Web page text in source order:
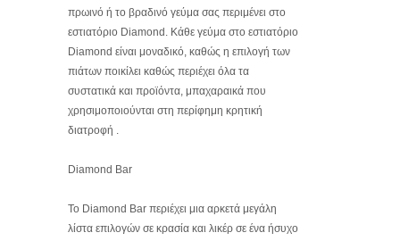
πρωινό ή το βραδινό γεύμα σας περιμένει στο
εστιατόριο Diamond. Κάθε γεύμα στο εστιατόριο
Diamond είναι μοναδικό, καθώς η επιλογή των
πιάτων ποικίλει καθώς περιέχει όλα τα
συστατικά και προϊόντα, μπαχαραικά που
χρησιμοποιούνται στη περίφημη κρητική
διατροφή .
Diamond Bar
Το Diamond Bar περιέχει μια αρκετά μεγάλη
λίστα επιλογών σε κρασία και λικέρ σε ένα ήσυχο